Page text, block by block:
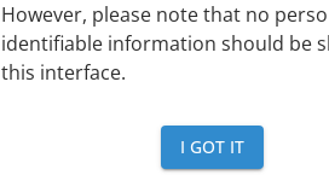
However, please note that no
identifiable information should be
this interface.
I GOT IT